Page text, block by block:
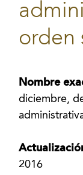
orden
Nombre
diciembre,
2016